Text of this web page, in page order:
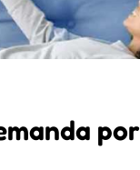
por